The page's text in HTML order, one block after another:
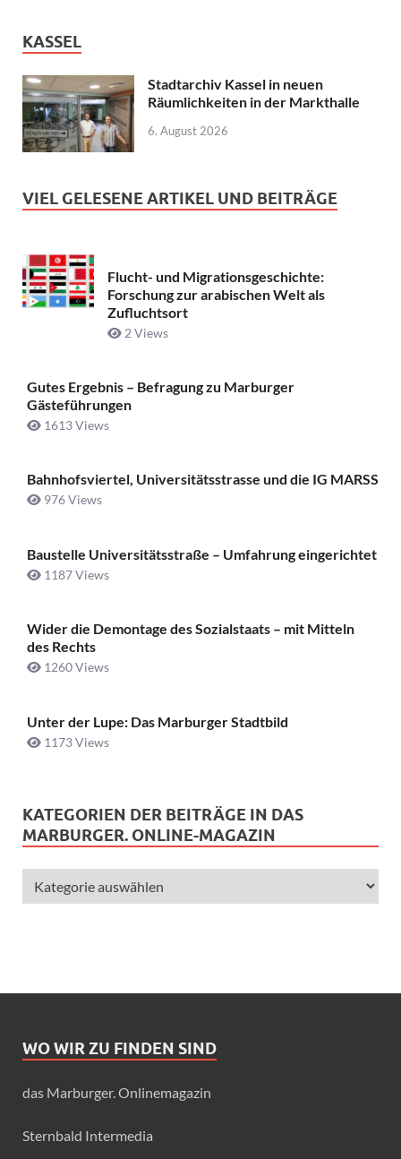
KASSEL
Stadtarchiv Kassel in neuen
Räumlichkeiten in der Markthalle
6. August 2026
VIEL GELESENE ARTIKEL UND BEITRÄGE
Flucht- und Migrationsgeschichte:
Forschung zur arabischen Welt als
Zufluchtsort
2 Views
Gutes Ergebnis – Befragung zu Marburger
Gästeführungen
1613 Views
Bahnhofsviertel, Universitätsstrasse und die IG MARSS
976 Views
Baustelle Universitätsstraße ­– Umfahrung eingerichtet
1187 Views
Wider die Demontage des Sozialstaats – mit Mitteln
des Rechts
1260 Views
Unter der Lupe: Das Marburger Stadtbild
1173 Views
KATEGORIEN DER BEITRÄGE IN DAS
MARBURGER. ONLINE-MAGAZIN
WO WIR ZU FINDEN SIND
das Marburger. Onlinemagazin
Sternbald Intermedia